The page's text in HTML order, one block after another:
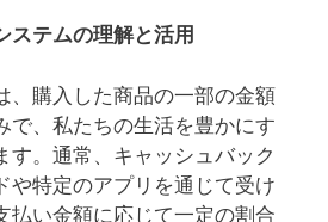
ステムの理解と活用
、購入した商品の一部の金額
で、私たちの生活を豊かにす
す。通常、キャッシュバック
や特定のアプリを通じて受け
払い金額に応じて一定の割合